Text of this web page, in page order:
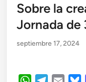
Sobre la
Jornada de
septiembre 17, 2024